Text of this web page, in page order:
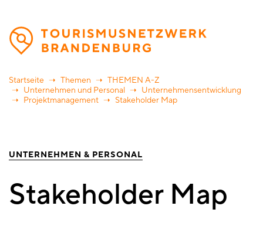
Direkt
zum
Inhalt
Startseite Themen
THEMEN A-Z
Unternehmen und Personal
Unternehmensentwicklung
Projektmanagement
Stakeholder Map
UNTERNEHMEN & PERSONAL
Stakeholder Map